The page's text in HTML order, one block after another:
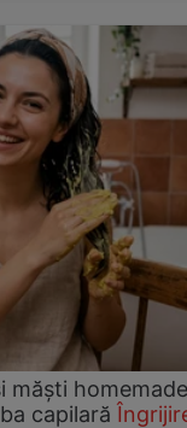
măști homemade
capilară